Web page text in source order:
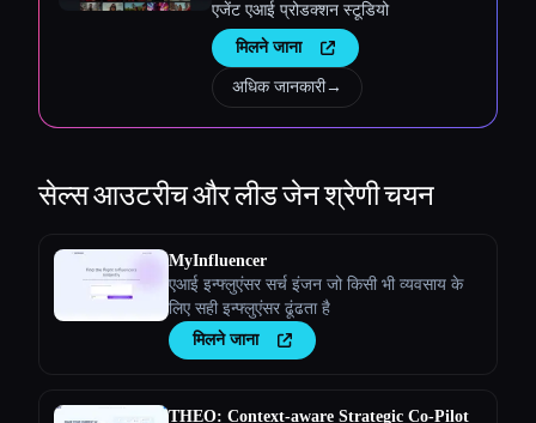
एजेंट एआई प्रोडक्शन स्टूडियो
मिलने जाना
अधिक जानकारी→
सेल्स आउटरीच और लीड जेनश्रेणी चयन
MyInfluencer
एआई इन्फ्लुएंसर सर्च इंजन जो किसी भी व्यवसाय के
लिए सही इन्फ्लुएंसर ढूंढता है
मिलने जाना
THEO: Context-aware Strategic Co-Pilot